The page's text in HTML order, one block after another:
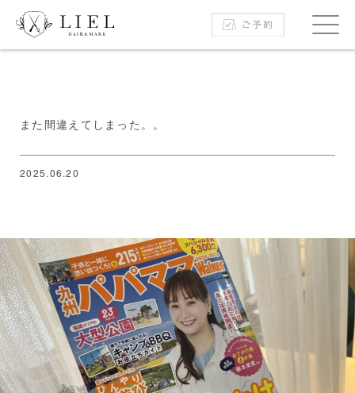
また間違えてしまった。。
2025.06.20